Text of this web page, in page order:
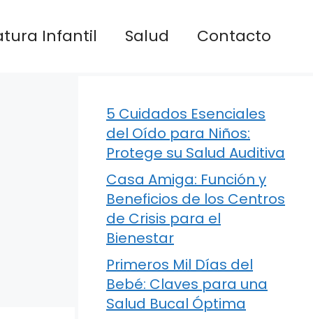
Infantil Salud Contacto
5 Cuidados Esenciales
del Oído para Niños:
Protege su Salud Auditiva
Casa Amiga: Función y
Beneficios de los Centros
de Crisis para el
Bienestar
Primeros Mil Días del
Bebé: Claves para una
Salud Bucal Óptima